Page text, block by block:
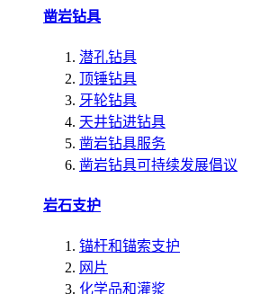
凿岩钻具
潜孔钻具
顶锤钻具
牙轮钻具
天井钻进钻具
凿岩钻具服务
凿岩钻具可持续发展倡议
岩石支护
锚杆和锚索支护
网片
化学品和灌浆